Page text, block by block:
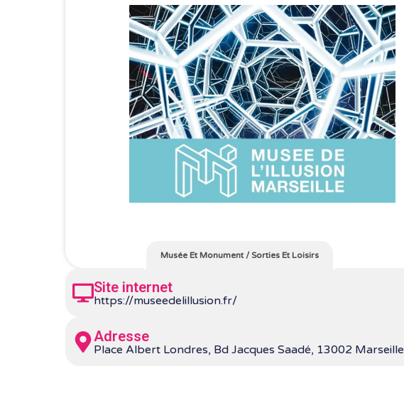
Musée Et Monument/Sorties Et Loisirs
Site internet
https://museedelillusion.fr/
Adresse
Place Albert Londres, Bd Jacques Saadé, 13002 Marseille